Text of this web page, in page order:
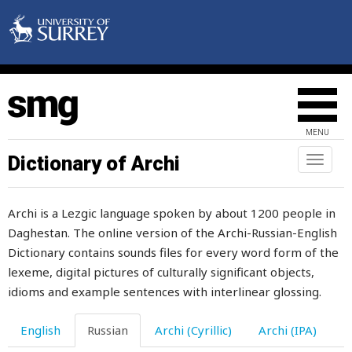
MENU
Toggle
Dictionary of Archi
Archi is a Lezgic language spoken by about 1200 people in
Daghestan. The online version of the Archi-Russian-English
Dictionary contains sounds files for every word form of the
lexeme, digital pictures of culturally significant objects,
idioms and example sentences with interlinear glossing.
English Russian Archi (Cyrillic) Archi (IPA)
пить
пищевод
пиявка
плавать
плавно
плакать